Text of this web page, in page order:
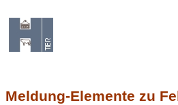
Meldung-Elemente zu